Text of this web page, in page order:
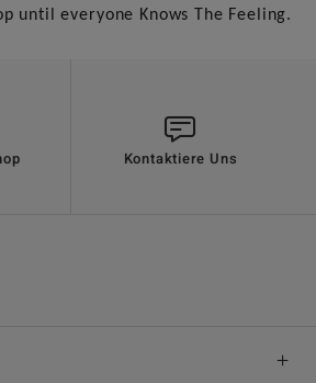
until everyone Knows The Feeling.
Kontaktiere Uns